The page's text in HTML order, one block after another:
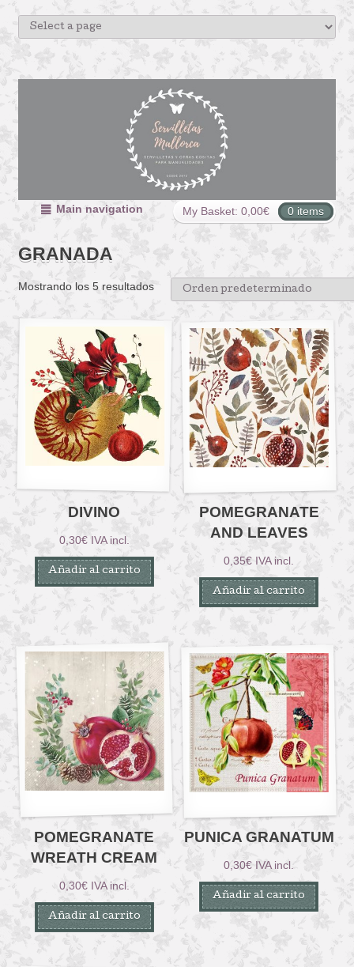
My Basket: 0,00€ 0 items
Main navigation
GRANADA
Mostrando los 5 resultados
DIVINO
0,30€ IVA incl.
Añadir al carrito
POMEGRANATE
AND LEAVES
0,35€ IVA incl.
Añadir al carrito
POMEGRANATE
WREATH CREAM
0,30€ IVA incl.
Añadir al carrito
PUNICA GRANATUM
0,30€ IVA incl.
Añadir al carrito